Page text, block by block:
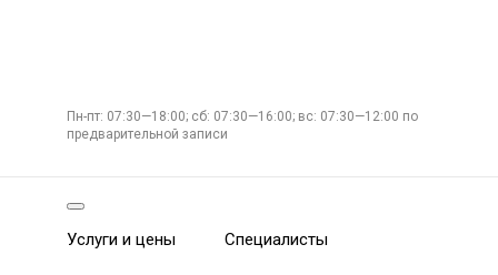
Пн-пт: 07:30—18:00; сб: 07:30—16:00; вс: 07:30—12:00 по
предварительной записи
Услуги и цены Специалисты